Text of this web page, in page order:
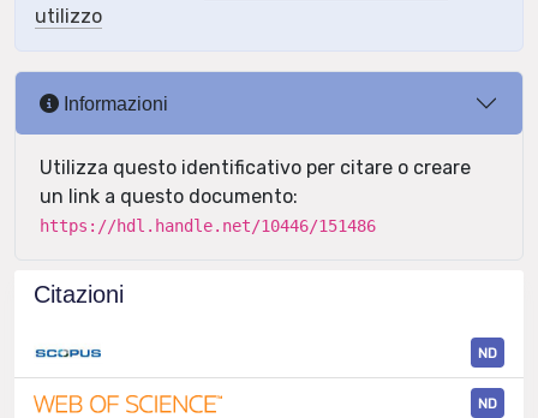
utilizzo
Informazioni
Utilizza questo identificativo per citare o creare
un link a questo documento:
https://hdl.handle.net/10446/151486
Citazioni
ND
ND